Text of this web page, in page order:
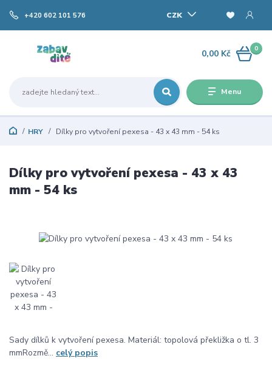
Menu
CZK
+420 602 101 576
0
0,00 Kč
HRY Dílky pro vytvoření pexesa - 43 x 43 mm - 54 ks
Dílky pro vytvoření pexesa - 43 x 43
mm - 54 ks
Sady dílků k vytvoření pexesa. Materiál: topolová překližka o tl. 3
mmRozmě... celý popis